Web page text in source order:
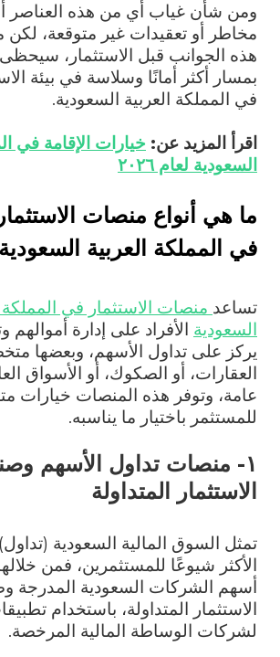
ومن شأن غياب أي من هذه العناصر
مخاطر أو تعقيدات غير متوقعة،
هذه الجوانب قبل الاستثمار، سيحظى
بمسار أكثر أمانًا وسلاسة في بيئة
في المملكة العربية السعودية.
اقرأ المزيد عن: خيارات الإقامة في
السعودية لعام ٢٠٢٦
ما هي أنواع منصات
في المملكة العربية
تساعد منصات الاستثمار في المملكة
السعودية الأفراد على إدارة أموالهم
يركز على تداول الأسهم، وبعضها
العقارات، أو الصكوك، أو الأسواق
عامة، وتوفر هذه المنصات خيارات
للمستثمر باختيار ما يناسبه.
١- منصات تداول الأسهم
الاستثمار المتداولة
تمثل السوق المالية السعودية
الأكثر شيوعًا للمستثمرين، فمن
أسهم الشركات السعودية المدرجة
الاستثمار المتداولة، باستخدام
لشركات الوساطة المالية المرخصة.